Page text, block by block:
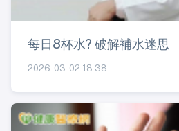
每日8杯水? 破解補水迷思
2026-03-02 18:38